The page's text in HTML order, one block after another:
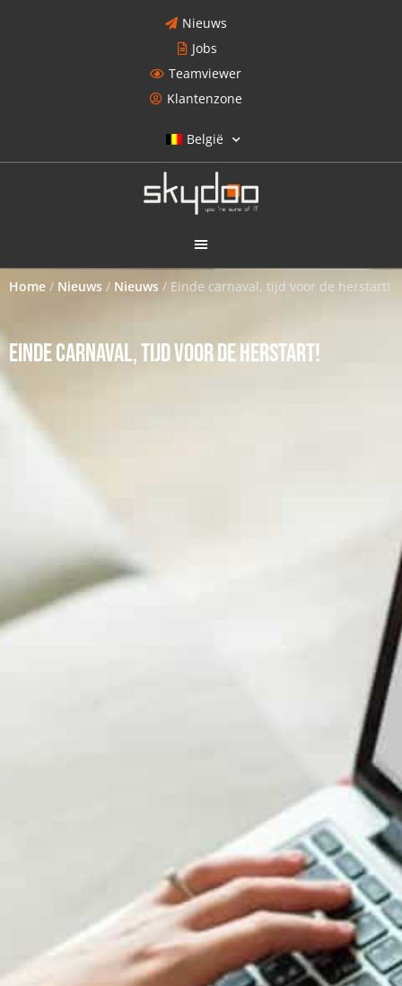
Nieuws
Jobs
Teamviewer
Klantenzone
België
Home / Nieuws / Nieuws / Einde carnaval, tijd voor de herstart!
EINDE CARNAVAL, TIJD VOOR DE HERSTART!